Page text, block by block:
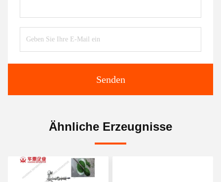
Senden
Ähnliche Erzeugnisse